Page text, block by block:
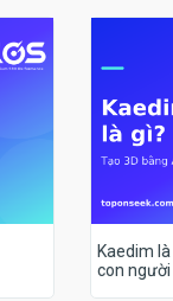
Kaedim
con người